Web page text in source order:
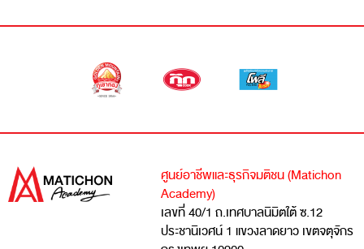
ศูนย์อาชีพและธุรกิจมติชน (Matichon
Academy)
เลขที่ 40/1 ถ.เทศบาลนิมิตใต้ ซ.12
ประชานิเวศน์ 1 แขวงลาดยาว เขตจตุจักร